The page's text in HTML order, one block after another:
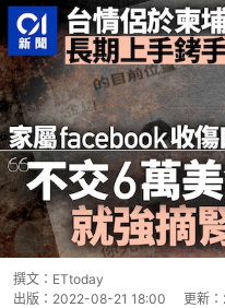
撰文： ETtoday
出版： 2022-08-21 18:00 更新：